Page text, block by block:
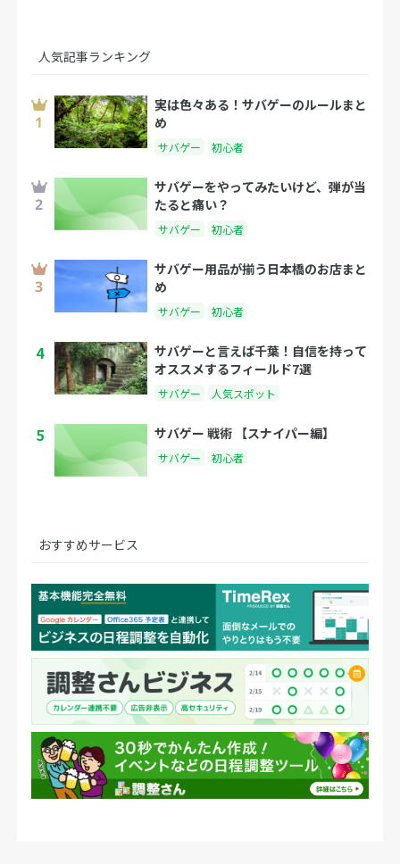
人気記事ランキング
実は色々ある！サバゲーのルールまと
め
サバゲー 初心者
サバゲーをやってみたいけど、弾が当
たると痛い？
サバゲー 初心者
サバゲー用品が揃う日本橋のお店まと
め
サバゲー 初心者
4
サバゲーと言えば千葉！自信を持って
オススメするフィールド7選
サバゲー 人気スポット
5 サバゲー 戦術 【スナイパー編】
サバゲー 初心者
おすすめサービス